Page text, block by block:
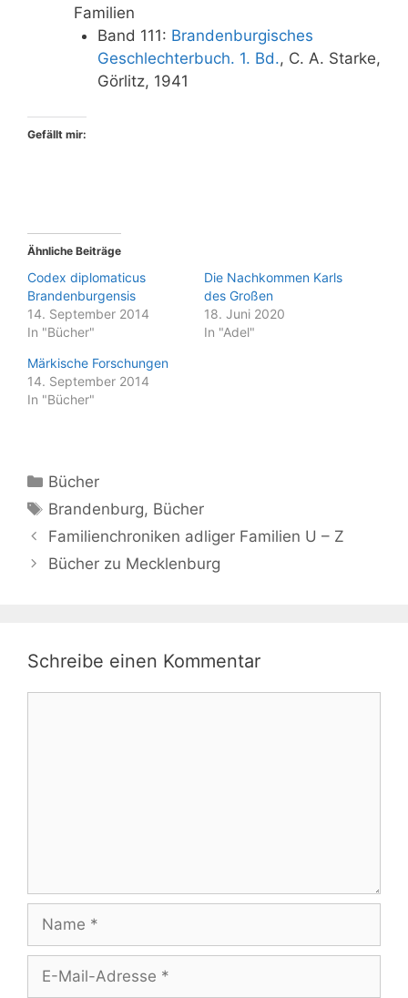
Familien
Band 111: Brandenburgisches
Geschlechterbuch. 1. Bd., C. A. Starke,
Görlitz, 1941
Gefällt mir:
Ähnliche Beiträge
Codex diplomaticus
Brandenburgensis
14. September 2014
In "Bücher"
Die Nachkommen Karls
des Großen
18. Juni 2020
In "Adel"
Märkische Forschungen
14. September 2014
In "Bücher"
Kategorien
Bücher
Schlagwörter
Brandenburg, Bücher
Familienchroniken adliger Familien U – Z
Bücher zu Mecklenburg
Schreibe einen Kommentar
Mail-